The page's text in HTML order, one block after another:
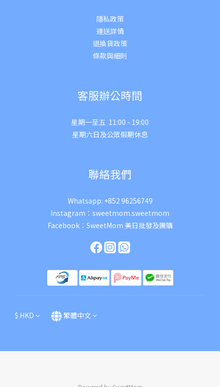
隱私政策
運送詳情
退換貨政策
條款與細則
客服辦公時間
星期一至五 11:00 - 19:00
星期六日及公眾假期休息
聯絡我們
Whatsapp: +852 96256749
Instagram： sweetmom.sweetmom
Facebook： SweetMom 美日批發及團購
$ HKD 繁體中文